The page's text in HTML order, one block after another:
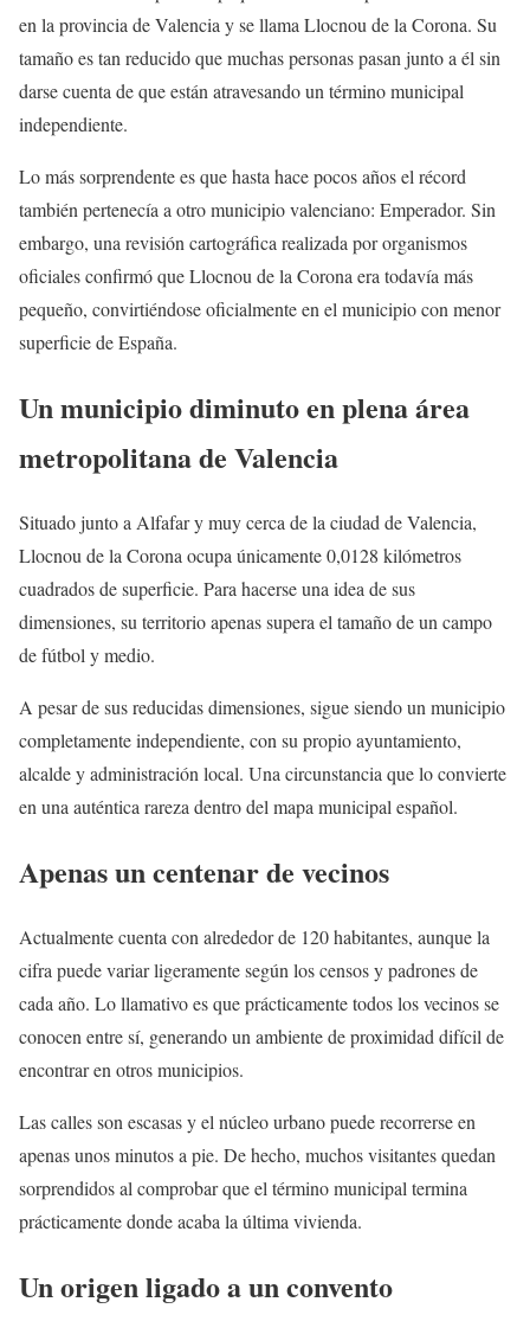
en la provincia de Valencia y se llama Llocnou de la Corona. Su
tamaño es tan reducido que muchas personas pasan junto a él sin
darse cuenta de que están atravesando un término municipal
independiente.
Lo más sorprendente es que hasta hace pocos años el récord
también pertenecía a otro municipio valenciano: Emperador. Sin
embargo, una revisión cartográfica realizada por organismos
oficiales confirmó que Llocnou de la Corona era todavía más
pequeño, convirtiéndose oficialmente en el municipio con menor
superficie de España.
Un municipio diminuto en plena área
metropolitana de Valencia
Situado junto a Alfafar y muy cerca de la ciudad de Valencia,
Llocnou de la Corona ocupa únicamente 0,0128 kilómetros
cuadrados de superficie. Para hacerse una idea de sus
dimensiones, su territorio apenas supera el tamaño de un campo
de fútbol y medio.
A pesar de sus reducidas dimensiones, sigue siendo un municipio
completamente independiente, con su propio ayuntamiento,
alcalde y administración local. Una circunstancia que lo convierte
en una auténtica rareza dentro del mapa municipal español.
Apenas un centenar de vecinos
Actualmente cuenta con alrededor de 120 habitantes, aunque la
cifra puede variar ligeramente según los censos y padrones de
cada año. Lo llamativo es que prácticamente todos los vecinos se
conocen entre sí, generando un ambiente de proximidad difícil de
encontrar en otros municipios.
Las calles son escasas y el núcleo urbano puede recorrerse en
apenas unos minutos a pie. De hecho, muchos visitantes quedan
sorprendidos al comprobar que el término municipal termina
prácticamente donde acaba la última vivienda.
Un origen ligado a un convento